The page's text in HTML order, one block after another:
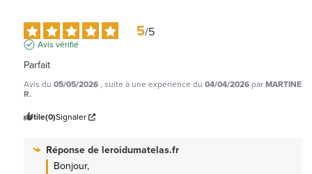
5/5
Avis vérifié
Parfait
Avis du 05/05/2026, suite à une expérience du 04/04/2026 parMARTINE
R.
Utile(0)Signaler
Réponse de leroidumatelas.fr
Bonjour,